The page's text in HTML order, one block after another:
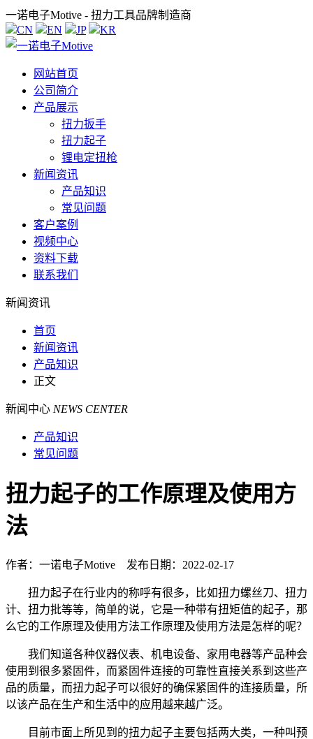
一诺电子Motive - 扭力工具品牌制造商
CN
EN JP KR
网站首页
公司简介
产品展示
扭力扳手
扭力起子
锂电定扭枪
新闻资讯
产品知识
常见问题
客户案例
视频中心
资料下载
联系我们
新闻资讯
首页
新闻资讯
产品知识
正文
新闻中心 NEWS CENTER
产品知识
常见问题
扭力起子的工作原理及使用方
法
作者：一诺电子Motive 发布日期：2022-02-17
扭力起子在行业内的称呼有很多，比如扭力螺丝刀、扭力
计、扭力批等等，简单的说，它是一种带有扭矩值的起子，那
么它的工作原理及使用方法工作原理及使用方法是怎样的呢？
我们知道各种仪器仪表、机电设备、家用电器等产品种会
使用到很多紧固件，而紧固件连接的可靠性直接关系到这些产
品的质量，而扭力起子可以很好的确保紧固件的连接质量，所
以该产品在生产和生活中的应用越来越广泛。
目前市面上所见到的扭力起子主要包括两大类，一种叫预